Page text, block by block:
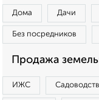
Дома Дачи
Без посредников
Продажа
ИЖС